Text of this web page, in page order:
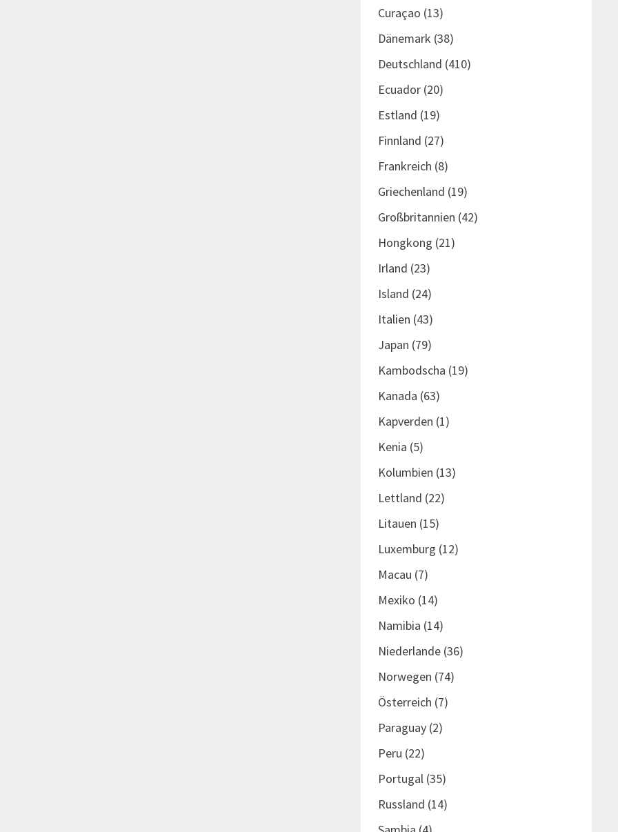
Curaçao (13)
Dänemark (38)
Deutschland (410)
Ecuador(20)
Estland (19)
Finnland (27)
Frankreich (8)
Griechenland (19)
Großbritannien (42)
Hongkong (21)
Irland (23)
Island (24)
Italien (43)
Japan (79)
Kambodscha (19)
Kanada (63)
Kapverden (1)
Kenia (5)
Kolumbien (13)
Lettland (22)
Litauen (15)
Luxemburg (12)
Macau (7)
Mexiko (14)
Namibia (14)
Niederlande(36)
Norwegen (74)
Österreich (7)
Paraguay(2)
Peru (22)
Portugal(35)
Russland (14)